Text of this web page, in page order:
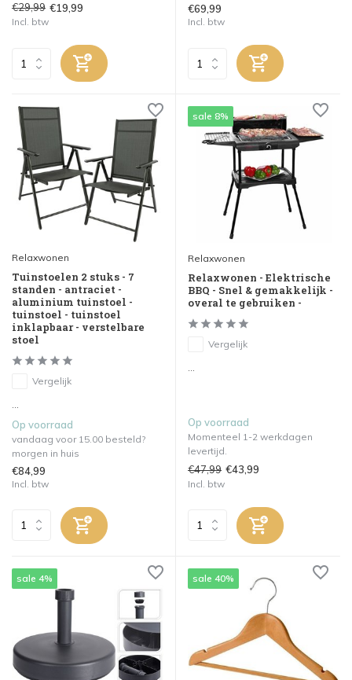
€29,99 €19,99
Incl. btw
€69,99
Incl. btw
Relaxwonen
Tuinstoelen 2 stuks - 7
standen - antraciet -
aluminium tuinstoel -
tuinstoel - tuinstoel
inklapbaar - verstelbare
stoel
Vergelijk
Op voorraad
vandaag voor 15.00 besteld?
morgen in huis
€84,99
Incl. btw
sale 8%
Relaxwonen
Relaxwonen - Elektrische
BBQ - Snel & gemakkelijk -
overal te gebruiken -
Vergelijk
Op voorraad
Momenteel 1-2 werkdagen
levertijd.
€47,99 €43,99
Incl. btw
sale 4% sale 40%